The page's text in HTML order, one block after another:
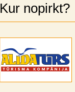
Kur nopirkt?